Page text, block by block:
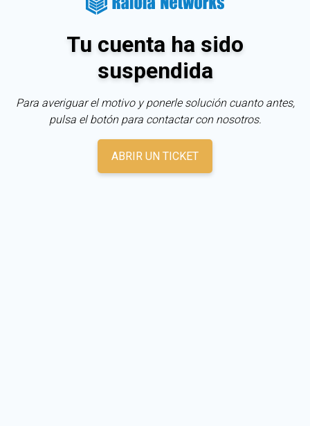
Tu cuenta ha sido
suspendida
Para averiguar el motivo y ponerle solución cuanto antes,
pulsa el botón para contactar con nosotros.
ABRIR UN TICKET